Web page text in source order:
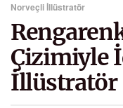
Norveçli İllüstratör
Çizimiyle
İllüstratör